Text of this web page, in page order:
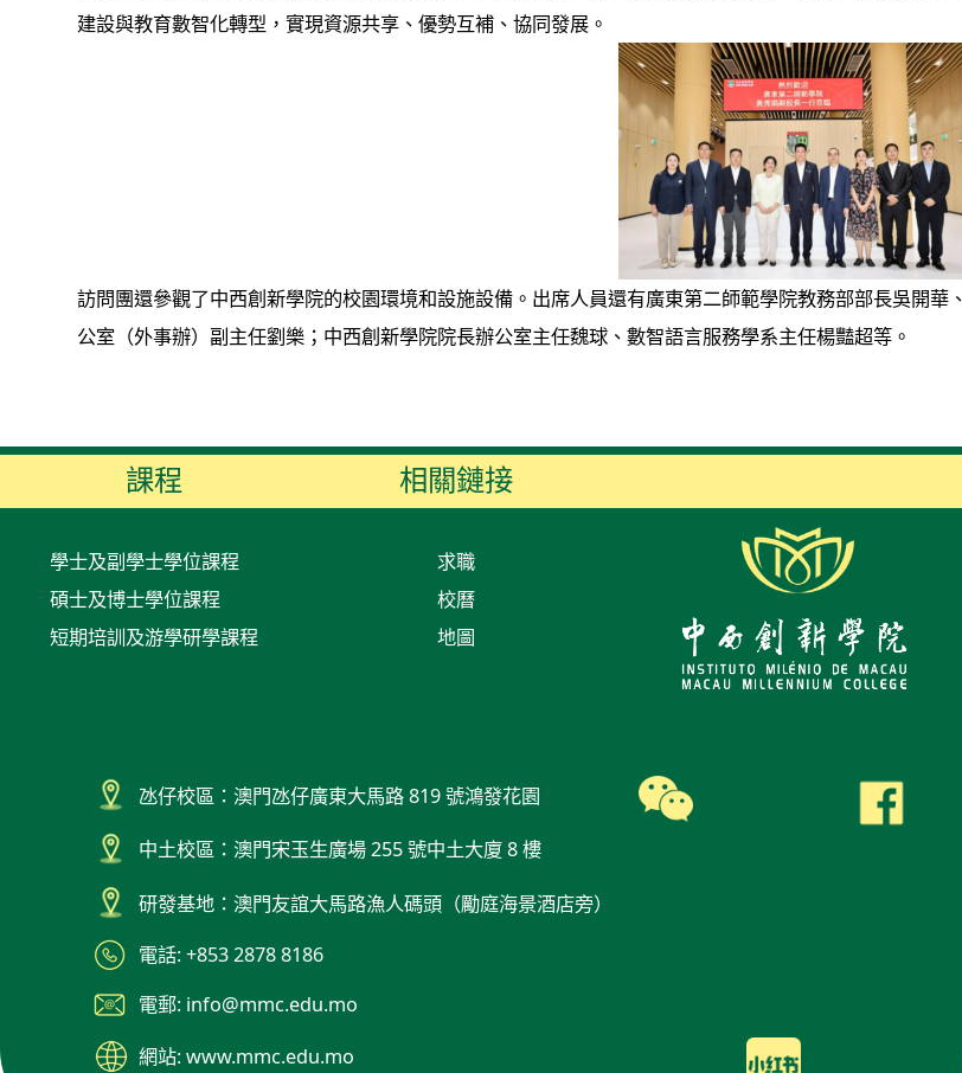
建設與教育數智化轉型，實現資源共享、優勢互補、協同發展。
訪問團還參觀了中西創新學院的校園環境和設施設備。出席人員還有廣東第二師範學院教務部部長吳開
公室（外事辦）副主任劉樂；中西創新學院院長辦公室主任魏球、數智語言服務學系主任楊豔超等。
課程
學士及副學士學位課程
碩士及博士學位課程
短期培訓及游學研學課程
相關鏈接
求職
校曆
地圖
氹仔校區：澳門氹仔廣東大馬路 819 號鴻發花園
中土校區：澳門宋玉生廣場 255 號中土大廈 8 樓
研發基地：澳門友誼大馬路漁人碼頭（勵庭海景酒店旁）
電話: +853 2878 8186
電郵: info@mmc.edu.mo
網站: www.mmc.edu.mo